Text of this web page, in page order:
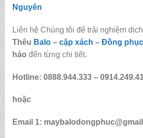
Nguyên
Liên hệ Chúng tôi để trải nghiệm
Thêu Balo– cặp xách – Đồng phục
hảo đến từng chi tiết.
Hotline: 0888.944.333 –
hoặc
Email 1: